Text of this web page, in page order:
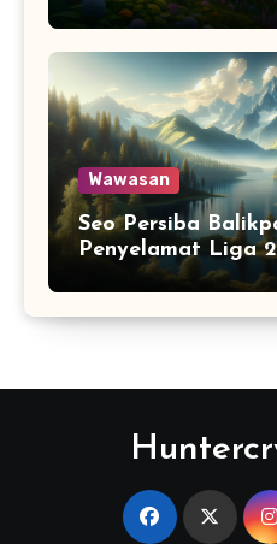
Wawasan
Seo Persiba
Penyelamat Liga 2